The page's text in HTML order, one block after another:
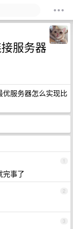
服务器
优服务器怎么实现比
1
完事了
2
3